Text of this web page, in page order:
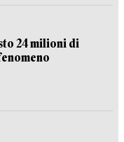
24 milioni di